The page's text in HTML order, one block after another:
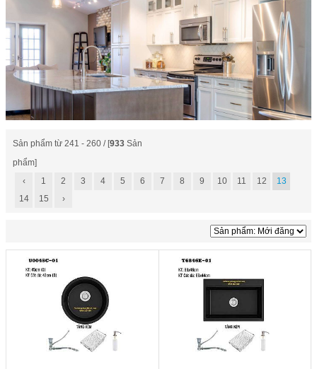
Sản phẩm từ 241 - 260 / [933 Sản
phẩm]
‹
1 2 3 4 5 6 7 8 9 10 11 12
13
14
15 ›
Chậu rửa chén đá nhân tạo 1 hộc
âm bàn CREAVE U0045C-01
sản xuất theo dây chuyền công
nghệ hiện đại của Australia. Sản
phẩm được thiết kế tinh tế, chịu va
đập, chống trầy xước và bền màu
mãi với thời gian.
Kích thước: 450x220mm
Bồn rửa chén bằng đá 1 hộc
CREAVE T6846E-01
xuất theo dây chuyền công nghệ
hiện đại của Australia. Sản phẩm
được thiết kế tinh tế, chịu va đập,
chống trầy xước và bền màu mãi
với thời gian.
Kích thước : 680x460x220mm